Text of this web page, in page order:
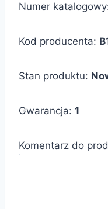
Numer
Kod producenta:
Stan produktu:
Gwarancja: 1
Komentarz do